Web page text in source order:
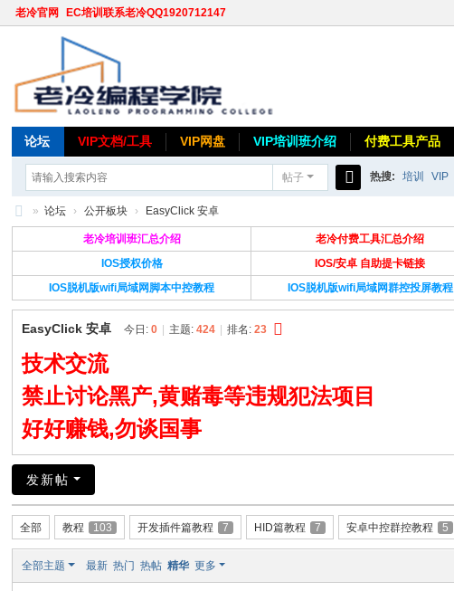
老冷官网 EC培训联系老冷QQ1920712147
论坛 VIP文档/工具 VIP网盘 VIP培训班介绍 付费工具产品
帖子
索
热搜: 培训 VIP
» 论坛 › 公开板块 › EasyClick 安卓
老冷培训班汇总介绍 老冷付费工具汇总介绍
IOS授权价格
IOS/安卓 自助提卡链接
IOS脱机版wifi局域网脚本中控教程
IOS脱机版wifi局域网群控投屏教程
EasyClick 安卓 今日:0 主题:424 排名:23
技术交流
禁止讨论黑产,黄赌毒等违规犯法项目
好好赚钱,勿谈国事
发新帖
全部 教程 103 开发插件篇教程 7 HID篇教程 7 安卓中控群控教程 5
全部主题 最新 热门 热帖 精华 更多